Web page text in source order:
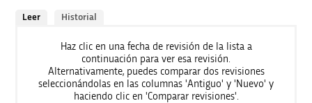
Leer Historial
Haz clic en una fecha de revisión de la lista a
continuación para ver esa revisión.
Alternativamente, puedes comparar dos revisiones
seleccionándolas en las columnas 'Antiguo' y 'Nuevo' y
haciendo clic en 'Comparar revisiones'.